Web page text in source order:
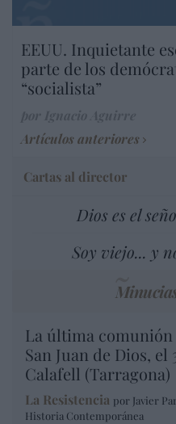
EEUU. Inquietante
parte de los
“socialista”
Artículos anteriores
Cartas al director
Dios es el
Soy viejo... y
La última comunión
San Juan de Dios, el
Calafell (Tarragona)
La Resistencia por Javier
Historia Contemporánea